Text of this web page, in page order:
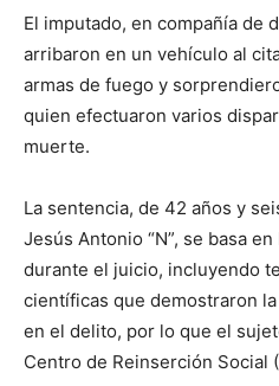
El imputado, en compañía de
arribaron en un vehículo al
armas de fuego y
quien efectuaron varios
muerte.
La sentencia, de 42 años y
Jesús Antonio “N”, se basa
durante el juicio, incluyendo
científicas que demostraron
en el delito, por lo que el
Centro de Reinserción Social